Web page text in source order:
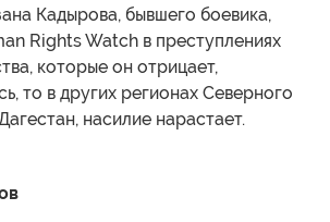
Кадырова, бывшего боевика,
Rights Watch в преступлениях
которые он отрицает,
то в других регионах Северного
насилие нарастает.